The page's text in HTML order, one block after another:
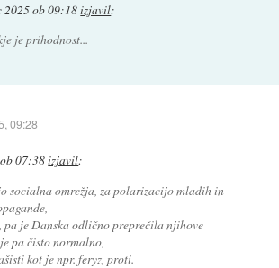
2025 ob 09:18izjavil:
je prihodnost...
09:28
07:38izjavil:
socialna omrežja, za polarizacijo mladih in
pa je Danska odlično preprečila njihove
pa čisto normalno,
kot je npr. feryz, proti.